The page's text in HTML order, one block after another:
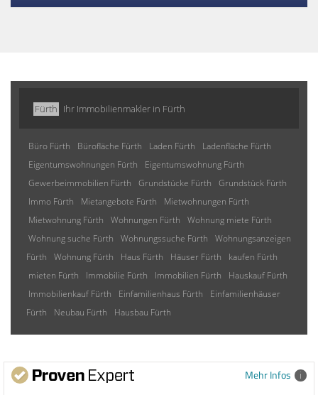
Fürth Ihr Immobilienmakler in Fürth
Büro Fürth Bürofläche Fürth Laden Fürth
Ladenfläche Fürth
Eigentumswohnungen Fürth
Eigentumswohnung Fürth
Gewerbeimmobilien Fürth
Grundstücke Fürth
Grundstück Fürth
Immo Fürth
Mietangebote Fürth
Mietwohnungen Fürth
Mietwohnung Fürth
Wohnungen Fürth
Wohnung miete Fürth
Wohnung suche Fürth
Wohnungssuche Fürth
Wohnungsanzeigen
Fürth
Wohnung Fürth Haus Fürth Häuser Fürth
kaufen Fürth
mieten Fürth
Immobilie Fürth Immobilien Fürth
Hauskauf Fürth
Immobilienkauf Fürth
Einfamilienhaus Fürth
Einfamilienhäuser
Fürth
Neubau Fürth Hausbau Fürth
Mehr Infos